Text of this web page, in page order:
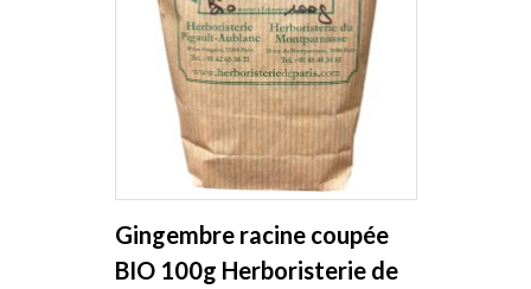
Gingembre racine coupée
BIO 100g Herboristerie de